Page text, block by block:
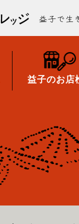
益子で生
益子のお店